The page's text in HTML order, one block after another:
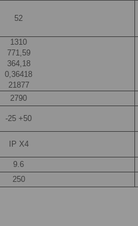
52
1310
771,59
364,18
0,36418
21877
2790
-25 +50
IP X4
9.6
250